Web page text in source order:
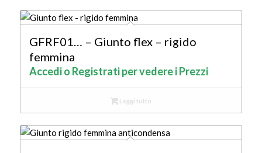
GFRF01… – Giunto flex – rigido
femmina
Accedi o Registrati per vedere i Prezzi
Leggi tutto